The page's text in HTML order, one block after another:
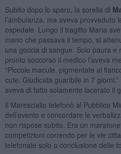
Subito dopo lo sparo, la sorella di
l’ambulanza, ma aveva provveduto
ospedale. Lungo il tragitto Maria
mano che passava il tempo, si
una goccia di sangue. Solo paura
pronto soccorso il medico l’aveva
“Piccole macule, pigmentate al
cute. Giudicata guaribile in 7
aveva di fatto solamente lacerato il
Il Maresciallo telefonò al Pubblico
dell’evento e concordare le
non rispose subito. Era un
competizioni correndo per le vie
telefonate solo a conclusione delle